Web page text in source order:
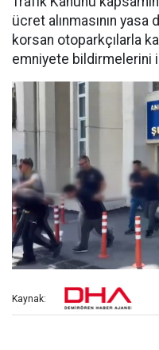
ücret alınmasının yasa
korsan otoparkçılarla
emniyete bildirmelerini
Kaynak: